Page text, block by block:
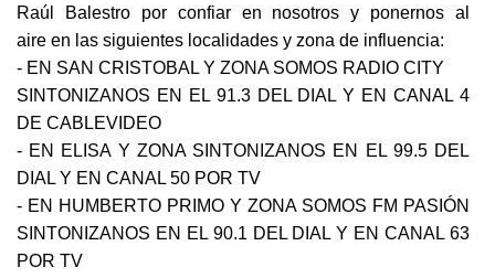
Raúl Balestro por confiar en nosotros y ponernos al
aire en las siguientes localidades y zona de influencia:
- EN SAN CRISTOBAL Y ZONA SOMOS RADIO CITY
SINTONIZANOS EN EL 91.3 DEL DIAL Y EN CANAL 4
DE CABLEVIDEO
- EN ELISA Y ZONA SINTONIZANOS EN EL 99.5 DEL
DIAL Y EN CANAL 50 POR TV
- EN HUMBERTO PRIMO Y ZONA SOMOS FM PASIÓN
SINTONIZANOS EN EL 90.1 DEL DIAL Y EN CANAL 63
POR TV